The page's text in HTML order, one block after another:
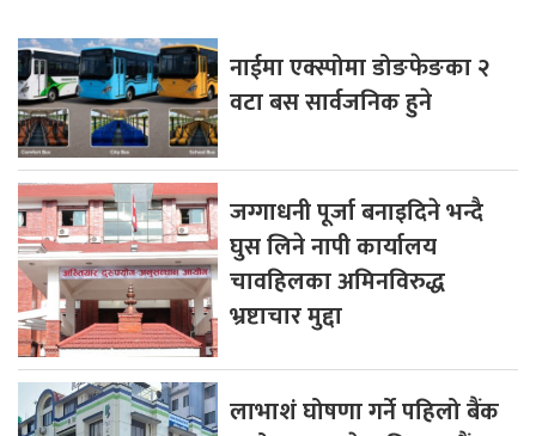
नाईमा एक्स्पोमा डोङफेङका २
वटा बस सार्वजनिक हुने
जग्गाधनी पूर्जा बनाइदिने भन्दै
घुस लिने नापी कार्यालय
चावहिलका अमिनविरुद्ध
भ्रष्टाचार मुद्दा
लाभाशं घोषणा गर्ने पहिलो बैंक